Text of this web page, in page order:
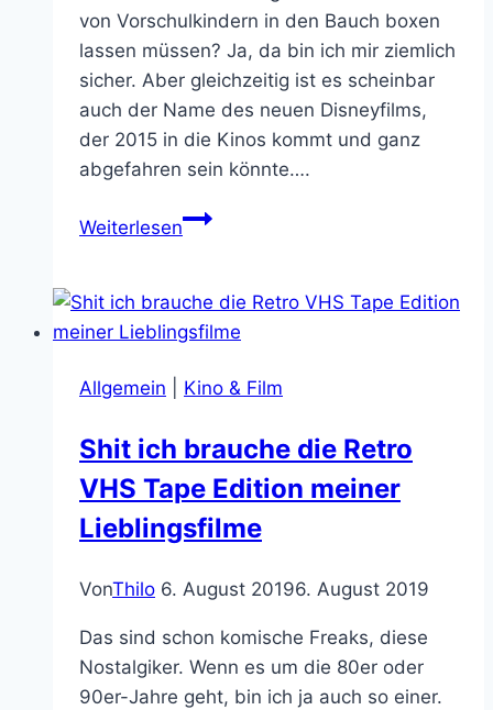
von Vorschulkindern in den Bauch boxen
lassen müssen? Ja, da bin ich mir ziemlich
sicher. Aber gleichzeitig ist es scheinbar
auch der Name des neuen Disneyfilms,
der 2015 in die Kinos kommt und ganz
abgefahren sein könnte….
WeiterlesenRandom
–
Ist
nicht
Attraktion
in
Disneyland?
Allgemein Kino & Film
Shit ich brauche die Retro
VHS Tape Edition meiner
Lieblingsfilme
VonThilo 6. August 20196. August 2019
Das sind schon komische Freaks, diese
Nostalgiker. Wenn es um die 80er oder
90er-Jahre geht, bin ich ja auch so einer.